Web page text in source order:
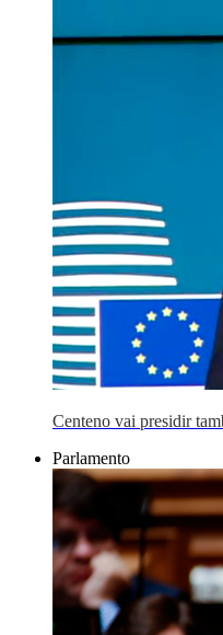
Centeno vai presidir
Parlamento